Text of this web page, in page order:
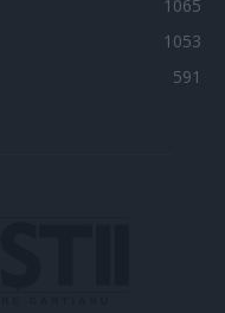
1065
1053
591